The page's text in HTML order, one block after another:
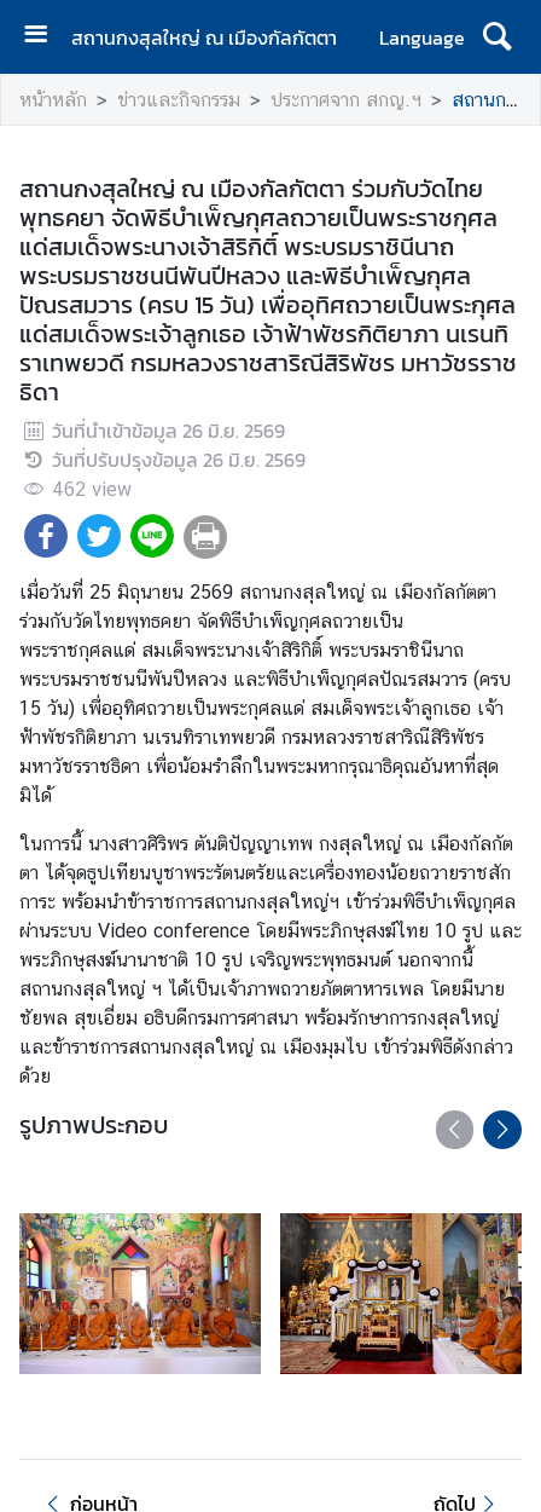
สถานกงสุลใหญ่ ณ เมืองกัลกัตตา
Language
ห
น้
ร
ก
ส
ถ
า
น
ง
สุ
ล
ห
ข่
า
ว
ส
า
กิ
จ
ก
ร
ร
ม
มู
ห
รั
บ
ค
น
ไ
หน้าหลัก ข่าวและกิจกรรม ประกาศจาก สกญ.ฯ สถานกงสุลใหญ่ ณ เมืองกัลกัตตา ร่วมกับวัดไทยพุทธคยา จัดพิธีบำเพ็ญกุศลถวายเป็นพระราชกุศลแด่สมเด็จพระนางเจ้าสิริกิติ์ พระบรมราชินีนาถ พระบรมราชชนนีพันปีหลวง และพิธีบำเพ็ญกุศลปัณรสมวาร (ครบ 15 วัน) เพื่ออุทิศถวายเป็นพระกุศลแด่สมเด็จพระเจ้าลูกเธอ เจ้าฟ้าพัชรกิติยาภา นเรนทิราเทพยวดี กรมหลวงราชสาริณีสิริพัชร มหาวัชรราชธิดา
สถานกงสุลใหญ่ ณ เมืองกัลกัตตา ร่วมกับวัดไทย
พุทธคยา จัดพิธีบำเพ็ญกุศลถวายเป็นพระราชกุศล
แด่สมเด็จพระนางเจ้าสิริกิติ์ พระบรมราชินีนาถ
พระบรมราชชนนีพันปีหลวง และพิธีบำเพ็ญกุศล
ปัณรสมวาร (ครบ 15 วัน) เพื่ออุทิศถวายเป็นพระกุศล
แด่สมเด็จพระเจ้าลูกเธอ เจ้าฟ้าพัชรกิติยาภา นเรนทิ
ราเทพยวดี กรมหลวงราชสาริณีสิริพัชร มหาวัชรราช
ธิดา
วันที่นำเข้าข้อมูล 26 มิ.ย. 2569
วันที่ปรับปรุงข้อมูล 26 มิ.ย. 2569
462 view
เมื่อวันที่ 25 มิถุนายน 2569 สถานกงสุลใหญ่ ณ เมืองกัลกัตตา
ร่วมกับวัดไทยพุทธคยา จัดพิธีบำเพ็ญกุศลถวายเป็น
พระราชกุศลแด่ สมเด็จพระนางเจ้าสิริกิติ์ พระบรมราชินีนาถ
พระบรมราชชนนีพันปีหลวง และพิธีบำเพ็ญกุศลปัณรสมวาร (ครบ
15 วัน) เพื่ออุทิศถวายเป็นพระกุศลแด่ สมเด็จพระเจ้าลูกเธอ เจ้า
ฟ้าพัชรกิติยาภา นเรนทิราเทพยวดี กรมหลวงราชสาริณีสิริพัชร
มหาวัชรราชธิดา เพื่อน้อมรำลึกในพระมหากรุณาธิคุณอันหาที่สุด
มิได้
ในการนี้ นางสาวศิริพร ตันติปัญญาเทพ กงสุลใหญ่ ณ เมืองกัลกัต
ตา ได้จุดธูปเทียนบูชาพระรัตนตรัยและเครื่องทองน้อยถวายราชสัก
การะ พร้อมนำข้าราชการสถานกงสุลใหญ่ฯ เข้าร่วมพิธีบำเพ็ญกุศล
ผ่านระบบ Video conference โดยมีพระภิกษุสงฆ์ไทย 10 รูป และ
พระภิกษุสงฆ์นานาชาติ 10 รูป เจริญพระพุทธมนต์ นอกจากนี้
สถานกงสุลใหญ่ ฯ ได้เป็นเจ้าภาพถวายภัตตาหารเพล โดยมีนาย
ชัยพล สุขเอี่ยม อธิบดีกรมการศาสนา พร้อมรักษาการกงสุลใหญ่
และข้าราชการสถานกงสุลใหญ่ ณ เมืองมุมไบ เข้าร่วมพิธีดังกล่าว
ด้วย
รูปภาพประกอบ
ก่อนหน้า ถัดไป